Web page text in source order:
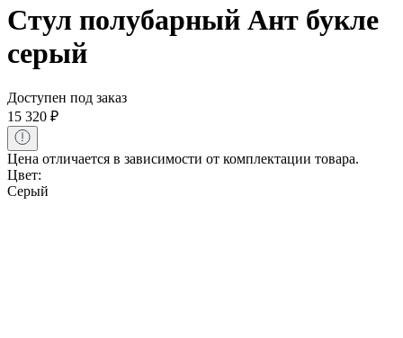
Стул полубарный Ант букле
серый
Доступен под заказ
15 320 ₽
Цена отличается в зависимости от комплектации товара.
Цвет:
Серый